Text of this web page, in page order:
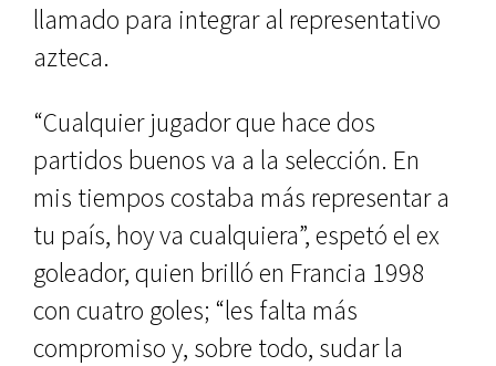
llamado para integrar al representativo
azteca.
“Cualquier jugador que hace dos
partidos buenos va a la selección. En
mis tiempos costaba más representar a
tu país, hoy va cualquiera”, espetó el ex
goleador, quien brilló en Francia 1998
con cuatro goles; “les falta más
compromiso y, sobre todo, sudar la